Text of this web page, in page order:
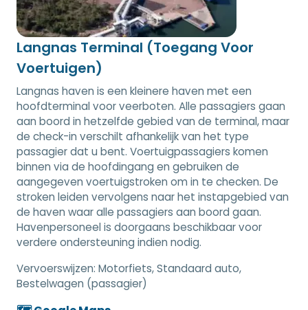
Langnas Terminal (Toegang Voor
Voertuigen)
Langnas haven is een kleinere haven met een
hoofdterminal voor veerboten. Alle passagiers gaan
aan boord in hetzelfde gebied van de terminal, maar
de check-in verschilt afhankelijk van het type
passagier dat u bent. Voertuigpassagiers komen
binnen via de hoofdingang en gebruiken de
aangegeven voertuigstroken om in te checken. De
stroken leiden vervolgens naar het instapgebied van
de haven waar alle passagiers aan boord gaan.
Havenpersoneel is doorgaans beschikbaar voor
verdere ondersteuning indien nodig.
Vervoerswijzen: Motorfiets, Standaard auto,
Bestelwagen (passagier)